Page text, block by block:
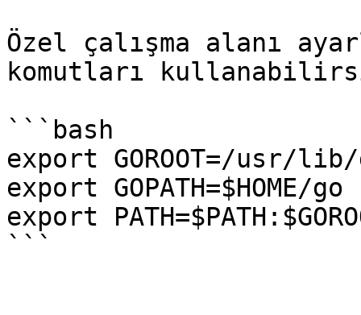
Özel çalışma alanı
komutları
```bash
export GOROOT=/usr/lib/
export GOPATH=$HOME/go
export